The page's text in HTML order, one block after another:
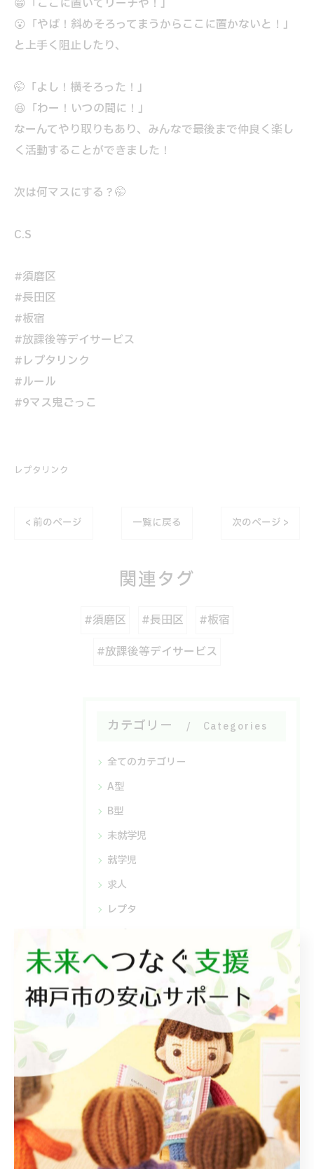
😁「ここに置いてリーチや！」
😮「やば！斜めそろってまうからここに置かないと！」
と上手く阻止したり、
🤭「よし！横そろった！」
😆「わー！いつの間に！」
なーんてやり取りもあり、みんなで最後まで仲良く楽し
く活動することができました！
次は何マスにする？🤭
C.S
#須磨区
#長田区
#板宿
#放課後等デイサービス
#レプタリンク
#ルール
#9マス鬼ごっこ
レプタリンク
< 前のページ 一覧に戻る 次のページ >
関連タグ
#須磨区 #長田区
#板宿
#放課後等デイサービス
カテゴリー Categories
全てのカテゴリー
A型
B型
未就学児
就学児
求人
レプタ
レプタⅡ
レプタリンク
レプタチャット
相談支援
最近の投稿
Recent
Posts
2026/07/18